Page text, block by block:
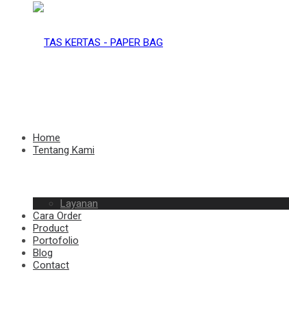
–
KERTAS
Home
Tentang Kami
Layanan
Cara Order
Product
Portofolio
Blog
Contact